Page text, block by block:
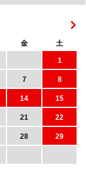
金
土
1
7
8
14
15
21
22
28
29